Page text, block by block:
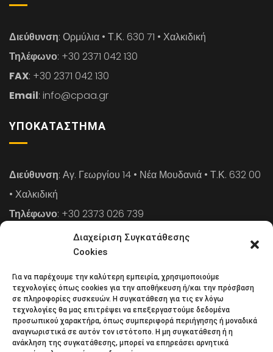
Διαχείριση Συγκατάθεσης
Cookies
Για να παρέχουμε την καλύτερη εμπειρία, χρησιμοποιούμε
τεχνολογίες όπως cookies για την αποθήκευση ή/και την πρόσβαση
σε πληροφορίες συσκευών. Η συγκατάθεση για τις εν λόγω
τεχνολογίες θα μας επιτρέψει να επεξεργαστούμε δεδομένα
προσωπικού χαρακτήρα, όπως συμπεριφορά περιήγησης ή μοναδικά
αναγνωριστικά σε αυτόν τον ιστότοπο. Η μη συγκατάθεση ή η
ανάκληση της συγκατάθεσης, μπορεί να επηρεάσει αρνητικά
Διεύθυνση: Ορμύλια • Τ.Κ. 630 71 • Χαλκιδική
Τηλέφωνο: +30 2371 042 130
FAX: +30 2371 042 130
Email: info@cpaa.gr
ΥΠΟΚΑΤΆΣΤΗΜΑ
Διεύθυνση: Αγ. Γεωργίου 14 • Νέα Μουδανιά • Τ.Κ. 632 00
• Χαλκιδική
Τηλέφωνο: +30 2373 026 739
: +30 2373 026 739
: info@cpaa.gr
NEWSLETTER
Κάντε εγγραφή στο ηλεκτρονικό μας φυλλάδιο και μείνετε